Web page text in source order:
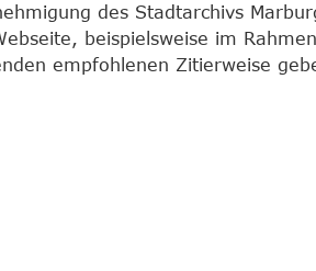
des Stadtarchivs
beispielsweise im
empfohlenen Zitierweise